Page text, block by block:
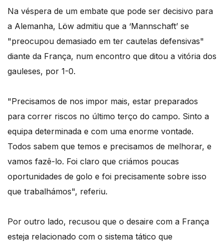
Na véspera de um embate que pode ser decisivo para
a Alemanha, Löw admitiu que a ‘Mannschaft’ se
"preocupou demasiado em ter cautelas defensivas"
diante da França, num encontro que ditou a vitória dos
gauleses, por 1-0.
"Precisamos de nos impor mais, estar preparados
para correr riscos no último terço do campo. Sinto a
equipa determinada e com uma enorme vontade.
Todos sabem que temos e precisamos de melhorar, e
vamos fazê-lo. Foi claro que criámos poucas
oportunidades de golo e foi precisamente sobre isso
que trabalhámos", referiu.
Por outro lado, recusou que o desaire com a França
esteja relacionado com o sistema tático que